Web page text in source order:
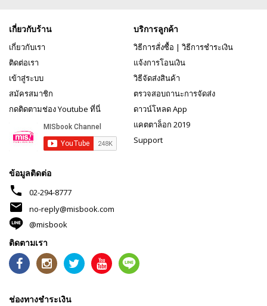
เกี่ยวกับร้าน
เกี่ยวกับเรา
ติดต่อเรา
เข้าสู่ระบบ
สมัครสมาชิก
กดติดตามช่อง Youtube ที่นี่
บริการลูกค้า
วิธีการสั่งซื้อ | วิธีการชำระเงิน
แจ้งการโอนเงิน
วิธีจัดส่งสินค้า
ตรวจสอบถานะการจัดส่ง
ดาวน์โหลด App
แคตตาล็อก 2019
Support
ข้อมูลติดต่อ
phone 02-294-8777
mail
no-reply@misbook.com
@misbook
ติดตามเรา
ช่องทางชำระเงิน